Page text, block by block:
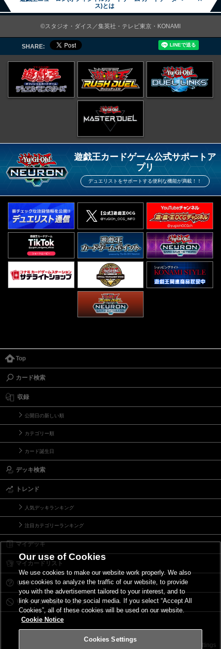
ス)とは
©スタジオ・ダイス／集英社・テレビ東京・KONAMI
SHARE:
遊戯王カードゲーム公式サポートア
プリ
デュエリストをサポートする便利な機能が満載！！
Top
カード検索
収録
公開日の新しい順
カテゴリー順
カード誕生日
デッキ検索
トレンド
人気デッキランキング
注目カテゴリーランキング
マイデッキ
マイカードリスト
Ｑ＆Ａ
リミットレギュレーション
サイトポリシー Cookies Settings
Our use of Cookies
We use cookies to make our website work properly. We also
use cookies to analyze the traffic of our website, to provide
you with the advertisement tailored to your interest, and to
link our website to the social media. If you select “Accept All
Cookies”, all of these cookies will be used on our website.
Cookie Notice
Cookies Settings